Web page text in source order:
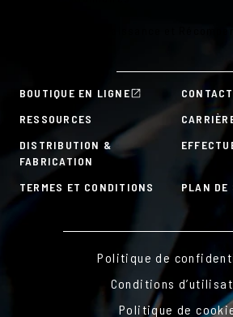
BOUTIQUE EN LIGNE
CONTACT
RESSOURCES
DISTRIBUTION &
FABRICATION
TERMES ET CONDITIONS PLAN DE
Plans de Reconnaissance et
Politique de
Conditions
Politique de